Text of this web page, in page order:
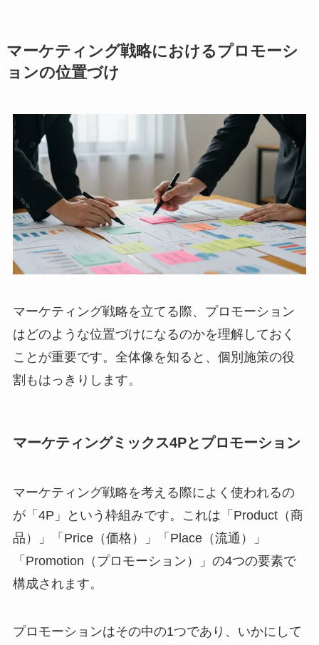
マーケティング戦略におけるプロモーシ
ョンの位置づけ
マーケティング戦略を立てる際、プロモーション
はどのような位置づけになるのかを理解しておく
ことが重要です。全体像を知ると、個別施策の役
割もはっきりします。
マーケティングミックス4Pとプロモーション
マーケティング戦略を考える際によく使われるの
が「4P」という枠組みです。これは「Product（商
品）」「Price（価格）」「Place（流通）」
「Promotion（プロモーション）」の4つの要素で
構成されます。
プロモーションはその中の1つであり、いかにして